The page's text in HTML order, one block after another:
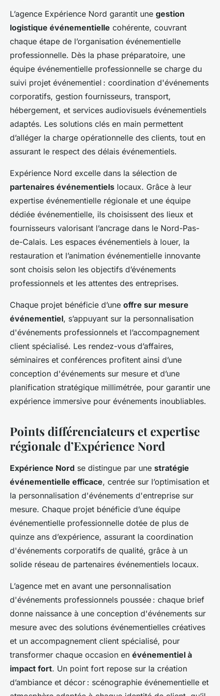
L’agence Expérience Nord garantit une gestion
logistique événementielle cohérente, couvrant
chaque étape de l’organisation événementielle
professionnelle. Dès la phase préparatoire, une
équipe événementielle professionnelle se charge du
suivi projet événementiel : coordination d'événements
corporatifs, gestion fournisseurs, transport,
hébergement, et services audiovisuels événementiels
adaptés. Les solutions clés en main permettent
d’alléger la charge opérationnelle des clients, tout en
assurant le respect des délais événementiels.
Expérience Nord excelle dans la sélection de
partenaires événementiels locaux. Grâce à leur
expertise événementielle régionale et une équipe
dédiée événementielle, ils choisissent des lieux et
fournisseurs valorisant l’ancrage dans le Nord-Pas-
de-Calais. Les espaces événementiels à louer, la
restauration et l’animation événementielle innovante
sont choisis selon les objectifs d’événements
professionnels et les attentes des entreprises.
Chaque projet bénéficie d’une offre sur mesure
événementiel, s’appuyant sur la personnalisation
d'événements professionnels et l’accompagnement
client spécialisé. Les rendez-vous d’affaires,
séminaires et conférences profitent ainsi d’une
conception d'événements sur mesure et d’une
planification stratégique millimétrée, pour garantir une
expérience immersive pour événements inoubliables.
Points différenciateurs et expertise
régionale d’Expérience Nord
Expérience Nord se distingue par une stratégie
événementielle efficace, centrée sur l’optimisation et
la personnalisation d'événements d'entreprise sur
mesure. Chaque projet bénéficie d’une équipe
événementielle professionnelle dotée de plus de
quinze ans d’expérience, assurant la coordination
d'événements corporatifs de qualité, grâce à un
solide réseau de partenaires événementiels locaux.
L’agence met en avant une personnalisation
d'événements professionnels poussée : chaque brief
donne naissance à une conception d'événements sur
mesure avec des solutions événementielles créatives
et un accompagnement client spécialisé, pour
transformer chaque occasion en événementiel à
impact fort. Un point fort repose sur la création
d’ambiance et décor : scénographie événementielle et